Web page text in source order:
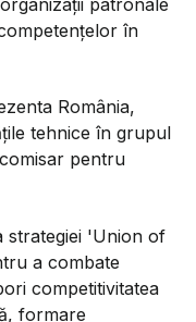
în
România,
tehnice în grupul
pentru
strategiei 'Union of
a combate
competitivitatea
formare